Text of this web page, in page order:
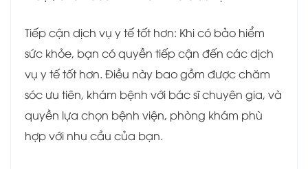
Tiếp cận dịch vụ y tế tốt hơn: Khi có bảo hiểm
sức khỏe, bạn có quyền tiếp cận đến các dịch
vụ y tế tốt hơn. Điều này bao gồm được chăm
sóc ưu tiên, khám bệnh với bác sĩ chuyên gia, và
quyền lựa chọn bệnh viện, phòng khám phù
hợp với nhu cầu của bạn.